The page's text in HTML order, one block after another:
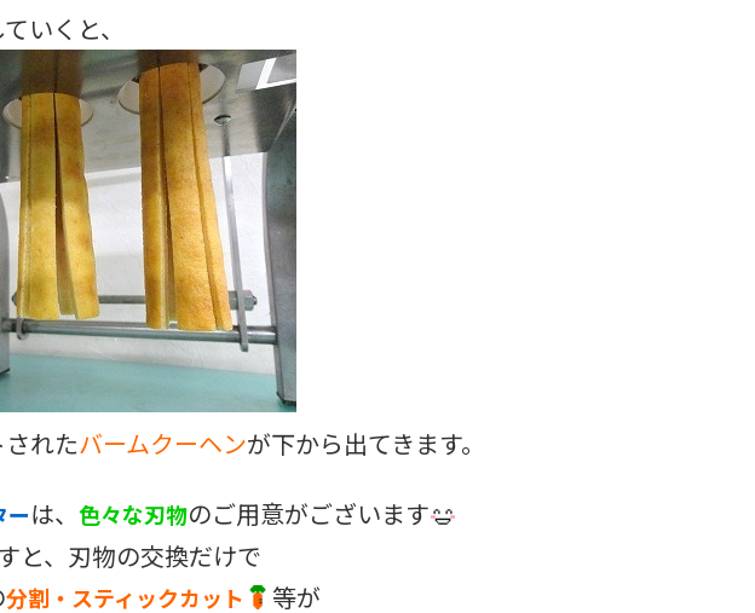
いくと、
れたバームクーヘンが下から出てきます。
ーは、 色々な刃物のご用意がございます
と、刃物の交換だけで
分割・スティックカット 等が